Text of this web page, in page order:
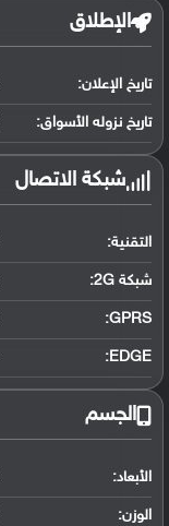
الإطلاق
تاريخ الإعلان:
تاريخ نزوله الأسواق:
شبكة الاتصال
التقنية:
شبكة 2G:
GPRS:
EDGE:
الجسم
الأبعاد:
الوزن: